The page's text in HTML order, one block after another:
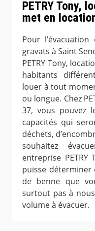
PETRY Tony,
met en
Pour
gravats à Saint
PETRY Tony,
habitants
louer à tout
ou longue. Chez
37, vous pouvez
capacités qui
déchets,
souhaitez
entreprise
puisse
de benne que
surtout pas à
volume à évacuer.